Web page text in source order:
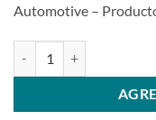
Automotive –